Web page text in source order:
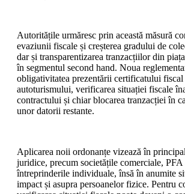
Autoritățile urmăresc prin această măsură
evaziunii fiscale și creșterea gradului de
dar și transparentizarea tranzacțiilor din
în segmentul second hand. Noua
obligativitatea prezentării certificatului fiscal
autoturismului, verificarea situației fiscale
contractului și chiar blocarea tranzacției în
unor datorii restante.
Aplicarea noii ordonanțe vizează în
juridice, precum societățile comerciale, PFA
întreprinderile individuale, însă în anumite
impact și asupra persoanelor fizice. Pentru